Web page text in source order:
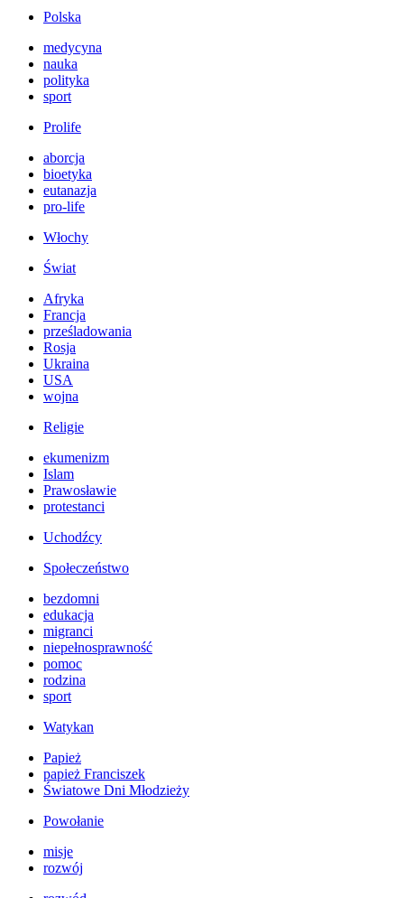
Polska
medycyna
nauka
polityka
sport
Prolife
aborcja
bioetyka
eutanazja
pro-life
Włochy
Świat
Afryka
Francja
prześladowania
Rosja
Ukraina
USA
wojna
Religie
ekumenizm
Islam
Prawosławie
protestanci
Uchodźcy
Społeczeństwo
bezdomni
edukacja
migranci
niepełnosprawność
pomoc
rodzina
sport
Watykan
Papież
papież Franciszek
Światowe Dni Młodzieży
Powołanie
misje
rozwój